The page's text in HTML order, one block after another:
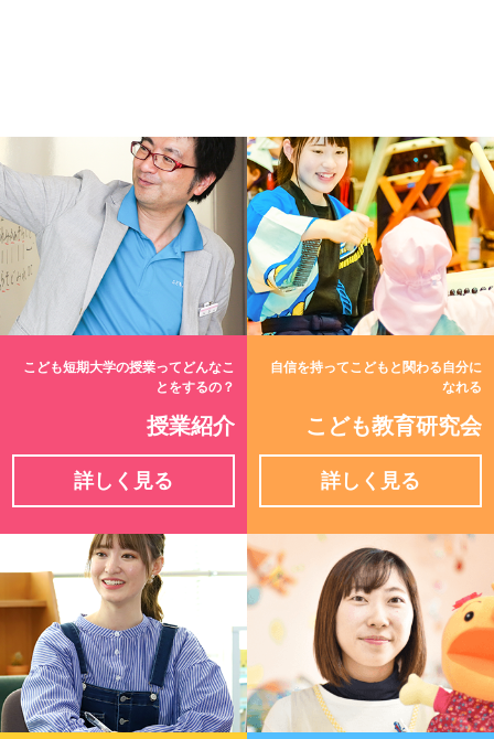
こども短期大学の授業ってどんなこ
とをするの？
授業紹介
詳しく見る
自信を持ってこどもと関わる自分に
なれる
こども教育研究会
詳しく見る